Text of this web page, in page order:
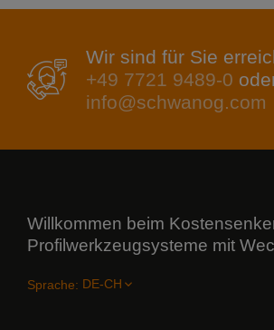
Wir sind für Sie
+49 7721 9489-0
info@schwanog.com
Willkommen beim
Profilwerkzeugsysteme mit
Sprache: